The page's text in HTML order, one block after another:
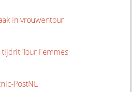
in vrouwentour
Tour Femmes
PostNL